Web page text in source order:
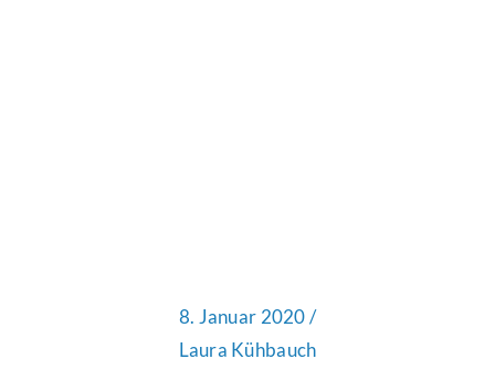
8. Januar 2020 /
Laura Kühbauch